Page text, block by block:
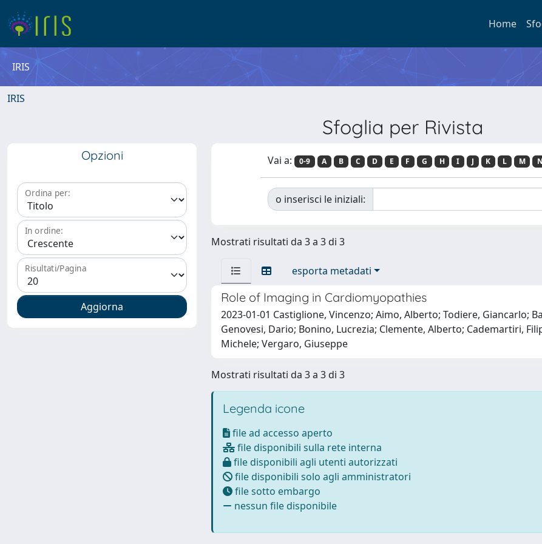
Home
IRIS
IRIS
Sfoglia per Rivista
Opzioni
Ordina per:
In ordine:
Risultati/Pagina
Vai a: 0-9 A B C D E F G H I J K L M N
o inserisci le iniziali:
Mostrati risultati da 3 a 3 di 3
esporta metadati
Role of Imaging in Cardiomyopathies
2023-01-01 Castiglione, Vincenzo; Aimo, Alberto; Todiere, Giancarlo;
Genovesi, Dario; Bonino, Lucrezia; Clemente, Alberto; Cademartiri,
Michele; Vergaro, Giuseppe
Mostrati risultati da 3 a 3 di 3
Legenda icone
file ad accesso aperto
file disponibili sulla rete interna
file disponibili agli utenti autorizzati
file disponibili solo agli amministratori
file sotto embargo
nessun file disponibile